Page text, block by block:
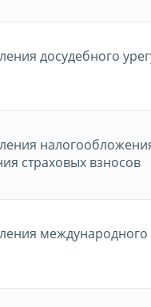
досудебного
страховых взносов